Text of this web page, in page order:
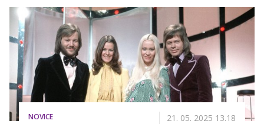
tokrat kot avtor podpisuje tako pod besedilo kot pod
melodijo nove skladbe.
NOVICE 21. 05. 2025 13.18